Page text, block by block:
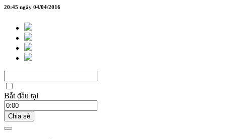
20:45 ngày 04/04/2016
Bắt đầu tại
Chia sẻ